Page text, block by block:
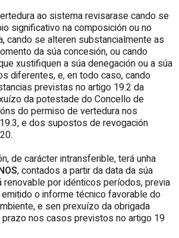
ao sistema revisarase cando se
significativo na composición ou no
cando se alteren substancialmente as
da súa concesión, ou cando
xustifiquen a súa denegación ou a súa
diferentes, e, en todo caso, cando
previstas no artigo 19.2 da
da potestade do Concello de
do permiso de vertedura nos
e dos supostos de revogación
de carácter intransferible, terá unha
, contados a partir da data da súa
por idénticos períodos, previa
o informe técnico favorable do
e sen prexuízo da obrigada
nos casos previstos no artigo 19